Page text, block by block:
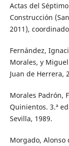
Actas del
Construcción
2011),
Fernández,
Morales, y
Juan de Herrera,
Morales Padrón,
Quinientos. 3.ª
Sevilla, 1989.
Morgado, Alonso